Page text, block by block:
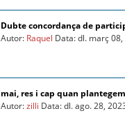
Dubte concordança de
Autor: Raquel Data: dl. març
mai, res i cap quan
Autor:zilli Data: dl. ago. 28,